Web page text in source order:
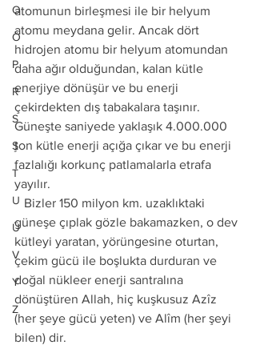
O
Ö
P
R
S
Ş
T
U
Ü
V
Y
Z
atomunun birleşmesi ile bir helyum
atomu meydana gelir. Ancak dört
hidrojen atomu bir helyum atomundan
daha ağır olduğundan, kalan kütle
enerjiye dönüşür ve bu enerji
çekirdekten dış tabakalara taşınır.
Güneşte saniyede yaklaşık 4.000.000
ton kütle enerji açığa çıkar ve bu enerji
fazlalığı korkunç patlamalarla etrafa
yayılır.
   Bizler 150 milyon km. uzaklıktaki
güneşe çıplak gözle bakamazken, o dev
kütleyi yaratan, yörüngesine oturtan,
çekim gücü ile boşlukta durduran ve
doğal nükleer enerji santralına
dönüştüren Allah, hiç kuşkusuz Azîz
(her şeye gücü yeten) ve Alîm (her şeyi
bilen) dir.